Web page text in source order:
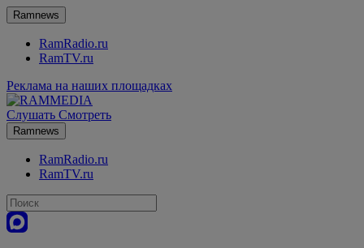
Ramnews
RamRadio.ru
RamTV.ru
Реклама на наших площадках
Слушать Смотреть
Ramnews
RamRadio.ru
RamTV.ru